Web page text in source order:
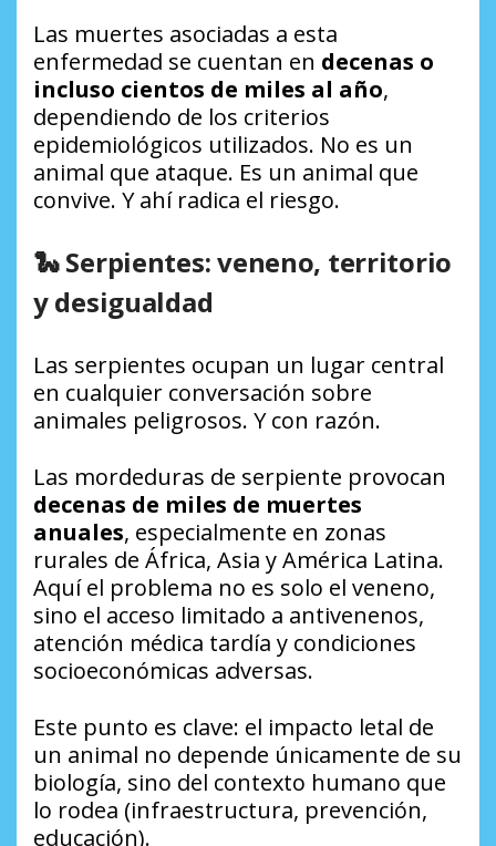
Las muertes asociadas a esta
enfermedad se cuentan en decenas o
incluso cientos de miles al año,
dependiendo de los criterios
epidemiológicos utilizados. No es un
animal que ataque. Es un animal que
convive. Y ahí radica el riesgo.
🐍 Serpientes: veneno, territorio
y desigualdad
Las serpientes ocupan un lugar central
en cualquier conversación sobre
animales peligrosos. Y con razón.
Las mordeduras de serpiente provocan
decenas de miles de muertes
anuales, especialmente en zonas
rurales de África, Asia y América Latina.
Aquí el problema no es solo el veneno,
sino el acceso limitado a antivenenos,
atención médica tardía y condiciones
socioeconómicas adversas.
Este punto es clave: el impacto letal de
un animal no depende únicamente de su
biología, sino del contexto humano que
lo rodea (infraestructura, prevención,
educación).